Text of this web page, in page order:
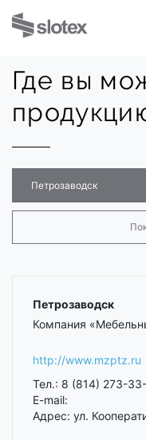
Где вы
Петрозаводск
Петрозаводск
Компания
http://www.mzptz.ru
Тел.: 8 (814) 273-
E-mail:
Адрес: ул.